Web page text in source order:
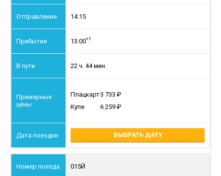
14:15
13:00+1
22 ч. 44 мин.
Плацкарт3 733
Купе
6 259
ВЫБРАТЬ ДАТУ
015Й